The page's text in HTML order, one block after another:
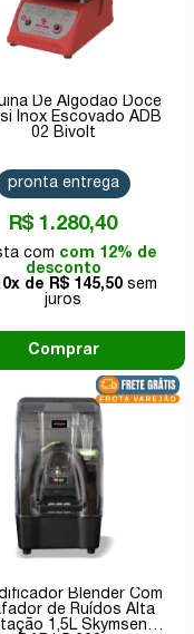
De Algodão Doce
Inox Escovado ADB
02 Bivolt
R$ 1.280,40
com 12% de
desconto
de
R$ 145,50
pronta entrega
Comprar
Blender Com
de Ruídos Alta
1,5L Skymsen